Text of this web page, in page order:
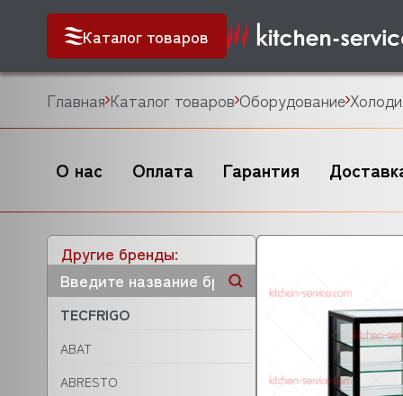
Каталог товаров
Главная Каталог товаров Оборудование
О нас Оплата Гарантия
Другие бренды:
TECFRIGO
ABAT
ABRESTO